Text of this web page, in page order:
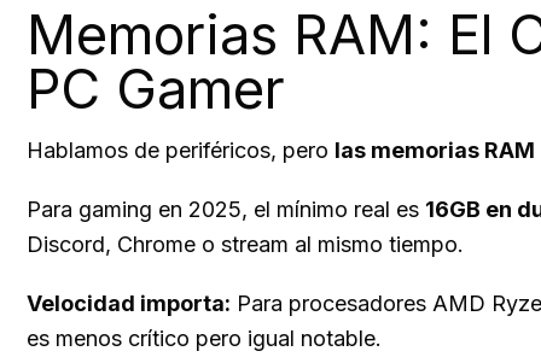
Memorias RAM: El
PC Gamer
Hablamos de periféricos, pero las memorias RAM
Para gaming en 2025, el mínimo real es 16GB en
Discord, Chrome o stream al mismo tiempo.
Velocidad importa: Para procesadores AMD
es menos crítico pero igual notable.